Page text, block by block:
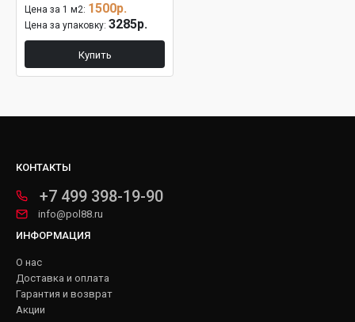
Цена за 1 м2: 1500р.
Цена за упаковку: 3285р.
Купить
КОНТАКТЫ
+7 499 398-19-90
info@pol88.ru
ИНФОРМАЦИЯ
О нас
Доставка и оплата
Гарантия и возврат
Акции